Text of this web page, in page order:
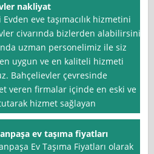
nakliyat
eve taşımacılık hizmetini
civarında bizlerden alabilirsiniz
uzman personelimiz ile siz
uygun ve en kaliteli hizmeti
Bahçelievler çevresinde
veren firmalar içinde en eski ve
hizmet sağlayan
ev taşıma fiyatları
Ev Taşıma Fiyatları olarak